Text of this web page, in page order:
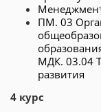
ПМ. 03
МДК. 03.04
развития
4 курс